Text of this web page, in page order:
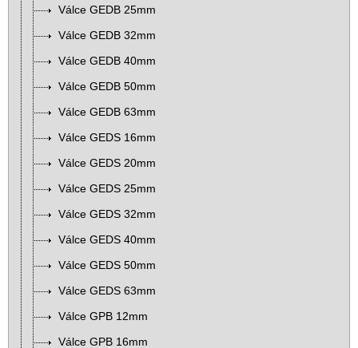
Válce GEDB 25mm
Válce GEDB 32mm
Válce GEDB 40mm
Válce GEDB 50mm
Válce GEDB 63mm
Válce GEDS 16mm
Válce GEDS 20mm
Válce GEDS 25mm
Válce GEDS 32mm
Válce GEDS 40mm
Válce GEDS 50mm
Válce GEDS 63mm
Válce GPB 12mm
Válce GPB 16mm